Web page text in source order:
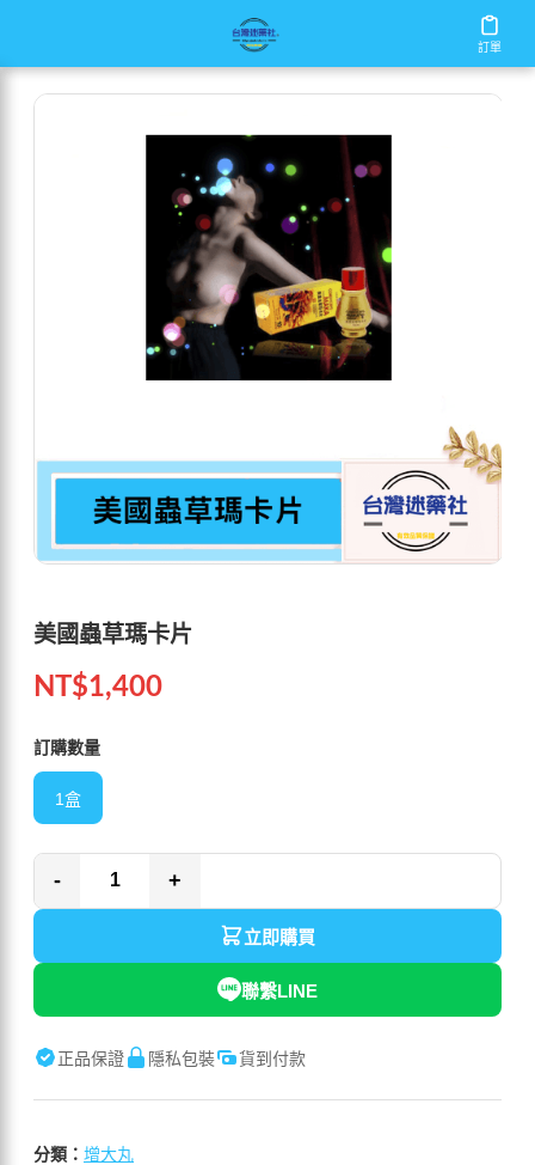
訂單
訂單
美國蟲草瑪卡片
美國蟲草瑪卡片
NT$1,400
訂購數量
1盒
- +
立即購買
聯繫LINE
正品保證 隱私包裝 貨到付款
分類： 增大丸